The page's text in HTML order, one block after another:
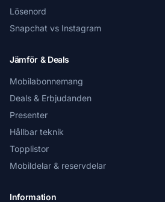
Lösenord
Snapchat vs Instagram
Jämför & Deals
Mobilabonnemang
Deals & Erbjudanden
Presenter
Hållbar teknik
Topplistor
Mobildelar & reservdelar
Information